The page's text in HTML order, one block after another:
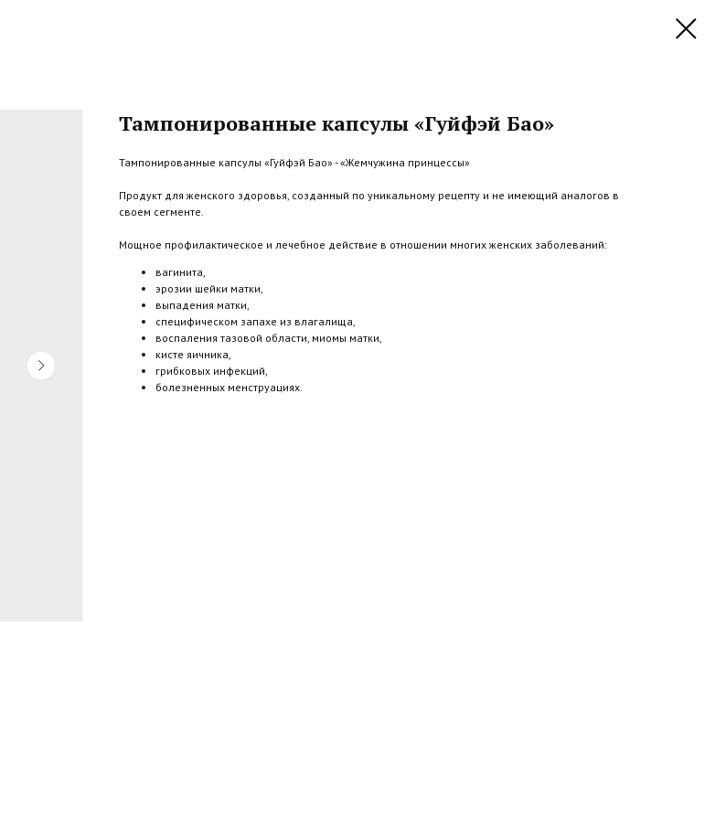
Тампонированные капсулы «Гуйфэй Бао»
Тампонированные капсулы «Гуйфэй Бао» - «Жемчужина принцессы»
Продукт для женского здоровья, созданный по уникальному рецепту и не имеющий аналогов в
своем сегменте.
Мощное профилактическое и лечебное действие в отношении многих женских заболеваний:
вагинита,
эрозии шейки матки,
выпадения матки,
специфическом запахе из влагалища,
воспаления тазовой области, миомы матки,
кисте яичника,
грибковых инфекций,
болезненных менструациях.